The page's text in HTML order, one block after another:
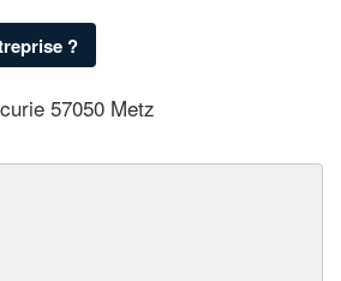
?
57050 Metz